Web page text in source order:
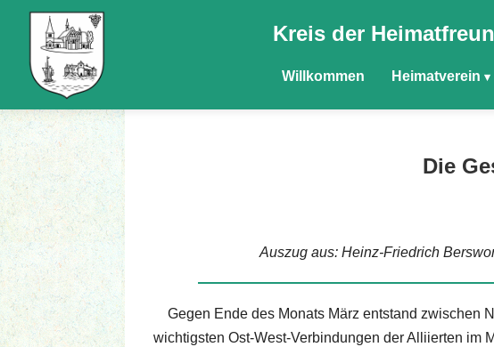
Kreis der
Willkommen Heimatverein
Die
Auszug aus: Heinz-Friedrich
Gegen Ende des Monats März entstand zwischen
wichtigsten Ost-West-Verbindungen der Alliierten im